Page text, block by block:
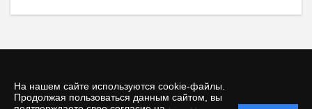
На нашем сайте используются cookie-файлы.
Продолжая пользоваться данным сайтом, вы